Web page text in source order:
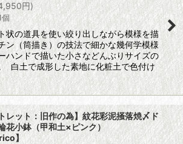
円)
状の道具を使い絞り出しながら模様を描
ン（筒描き）の技法で細かな幾何学模様
ハンドで描いた小さなどんぶりサイズの
白土で成形した素地に化粧土で色付け
レット：旧作の為】紋花彩泥掻落焼〆ド
花小鉢（甲和土×ピンク）
】